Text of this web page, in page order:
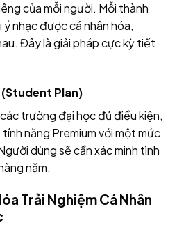
của mỗi người. Mỗi thành
nhạc được cá nhân hóa,
Đây là giải pháp cực kỳ tiết
Plan)
trường đại học đủ điều kiện,
năng Premium với một mức
dùng sẽ cần xác minh tình
năm.
Trải Nghiệm Cá Nhân